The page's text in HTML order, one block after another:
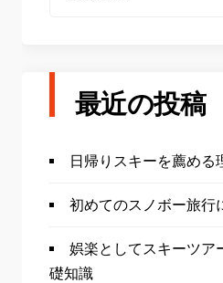
最近の投稿
日帰りスキーを薦める
初めてのスノボー旅行
娯楽としてスキーツア
礎知識